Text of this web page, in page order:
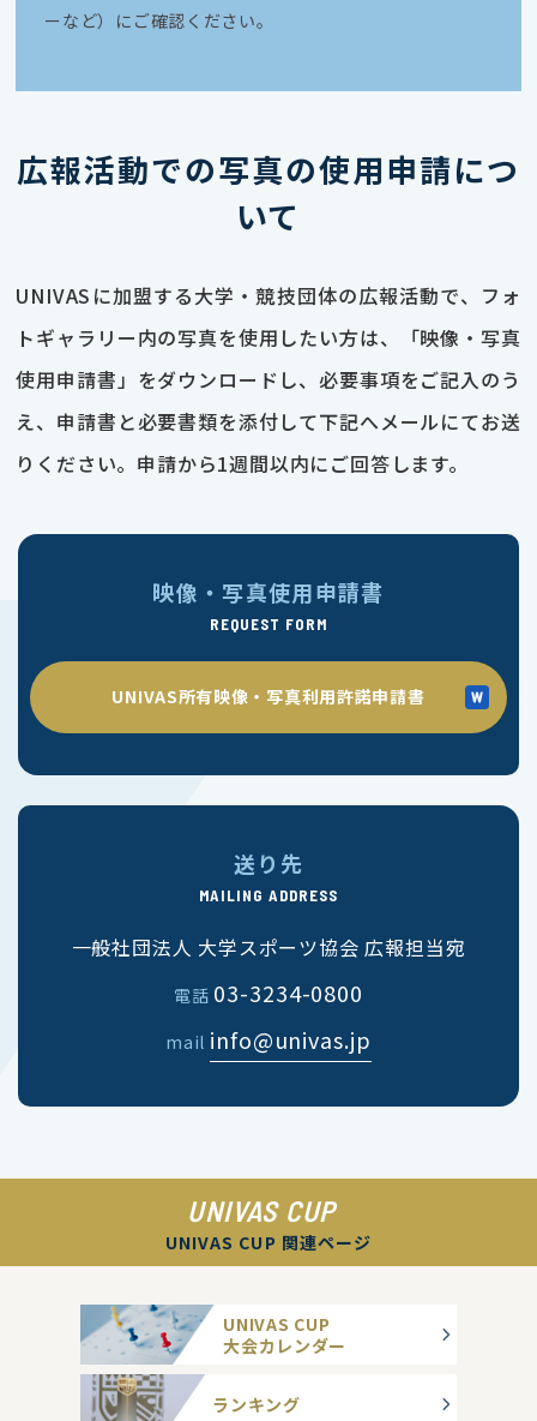
ーなど）にご確認ください。
広報活動での写真の使用申請につ
いて
UNIVASに加盟する大学・競技団体の広報活動で、フォ
トギャラリー内の写真を使用したい方は、「映像・写真
使用申請書」をダウンロードし、必要事項をご記入のう
え、申請書と必要書類を添付して下記へメールにてお送
りください。申請から1週間以内にご回答します。
映像・写真使用申請書
REQUEST FORM
UNIVAS所有映像・写真利用許諾申請書
送り先
MAILING ADDRESS
一般社団法人 大学スポーツ協会 広報担当宛
電話 03-3234-0800
mail info@univas.jp
UNIVAS CUP
UNIVAS CUP 関連ページ
UNIVAS CUP
大会カレンダー
ランキング